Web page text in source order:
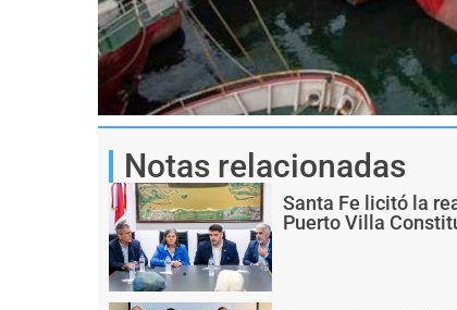
Notas relacionadas
Santa Fe licitó la
Puerto Villa